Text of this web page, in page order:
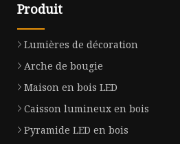
Produit
Lumières de décoration
Arche de bougie
Maison en bois LED
Caisson lumineux en bois
Pyramide LED en bois